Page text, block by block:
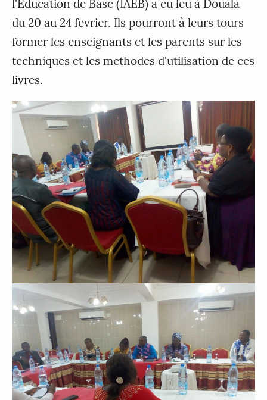
l'Education de Base (IAEB) a eu leu à Douala
du 20 au 24 fevrier. Ils pourront à leurs tours
former les enseignants et les parents sur les
techniques et les methodes d'utilisation de ces
livres.